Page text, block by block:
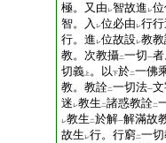
極。又由 レ智故進 レ
智。入 レ位必由 レ行
行。進 レ位故設レ教
教。次教攝二一切一
切義 上 。以下於二一佛
教。教詮二一切法一
迷 レ教生 二諸惑教詮二
レ教生 二於解一解滿故
故生 レ行。行窮二一